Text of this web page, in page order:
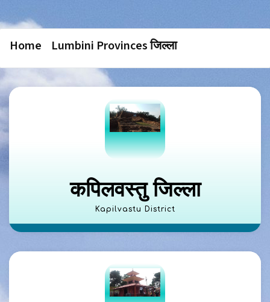
Home Lumbini Provinces जिल्ला
कपिलवस्तु जिल्ला
Kapilvastu District